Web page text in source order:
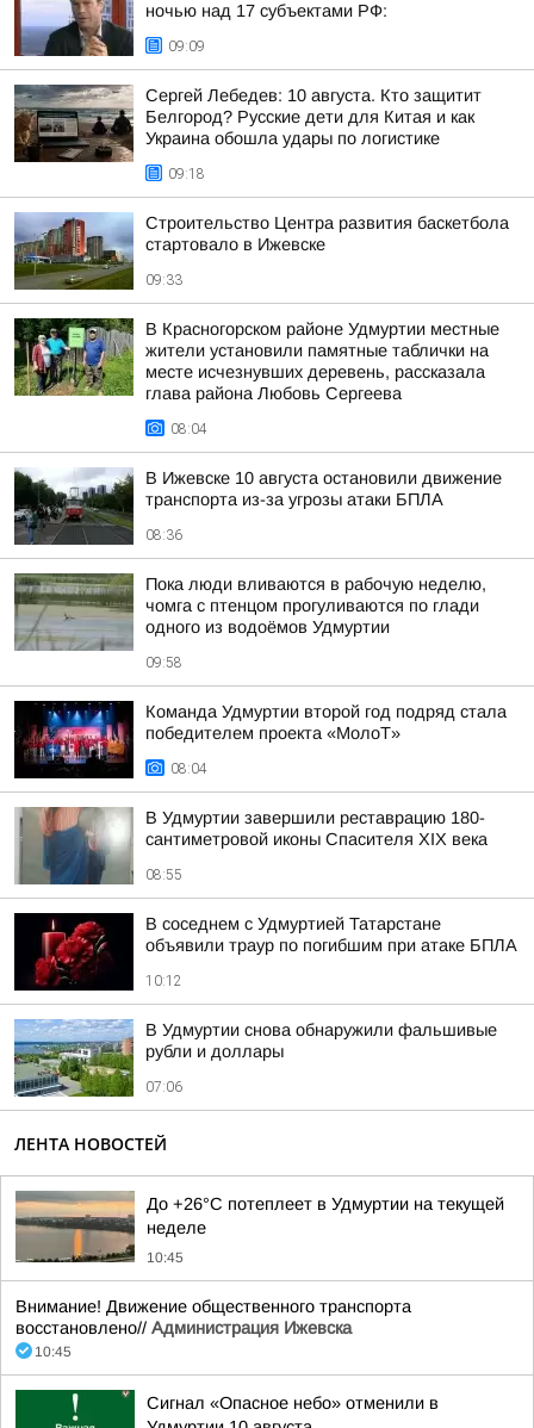
ночью над 17 субъектами РФ:
09:09
Сергей Лебедев: 10 августа. Кто защитит
Белгород? Русские дети для Китая и как
Украина обошла удары по логистике
09:18
Строительство Центра развития баскетбола
стартовало в Ижевске
09:33
В Красногорском районе Удмуртии местные
жители установили памятные таблички на
месте исчезнувших деревень, рассказала
глава района Любовь Сергеева
08:04
В Ижевске 10 августа остановили движение
транспорта из-за угрозы атаки БПЛА
08:36
Пока люди вливаются в рабочую неделю,
чомга с птенцом прогуливаются по глади
одного из водоёмов Удмуртии
09:58
Команда Удмуртии второй год подряд стала
победителем проекта «МолоТ»
08:04
В Удмуртии завершили реставрацию 180-
сантиметровой иконы Спасителя XIX века
08:55
В соседнем с Удмуртией Татарстане
объявили траур по погибшим при атаке БПЛА
10:12
В Удмуртии снова обнаружили фальшивые
рубли и доллары
07:06
ЛЕНТА НОВОСТЕЙ
До +26°С потеплеет в Удмуртии на текущей
неделе
10:45
Внимание! Движение общественного транспорта
восстановлено// Администрация Ижевска
10:45
Сигнал «Опасное небо» отменили в